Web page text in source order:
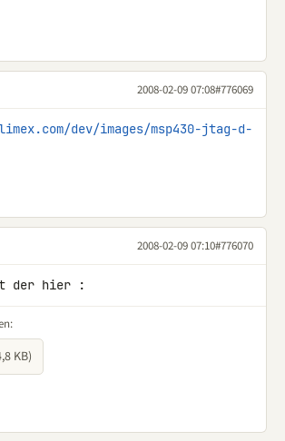
2008-02-09 07:08#776069
dev/images/msp430-jtag-d-
2008-02-09 07:10#776070
der hier :
KB)